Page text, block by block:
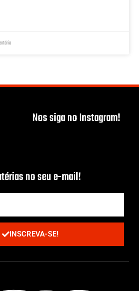
Nos siga no Instagram!
no seu e-mail!
INSCREVA-SE!